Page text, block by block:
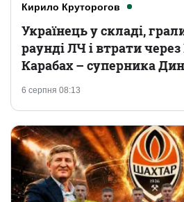
Кирило Круторогов
6 серпня 08:13
Українець у складі,
раунді ЛЧ і втрати через
Карабах – суперника